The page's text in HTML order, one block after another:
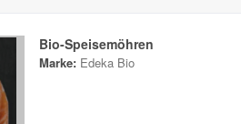
Bio-Speisemöhren
Marke: Edeka Bio